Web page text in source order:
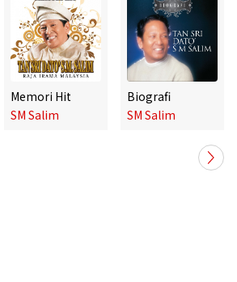
Memori Hit
SM Salim
Biografi
SM Salim